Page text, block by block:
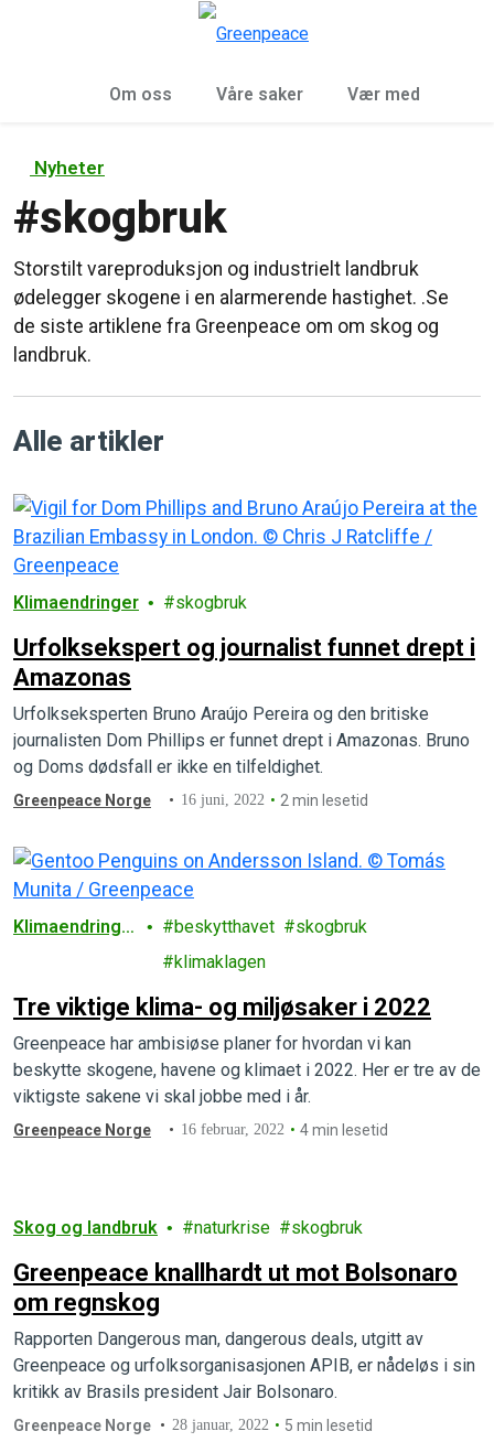
Om oss Våre saker Vær med
Nyheter
#skogbruk
Storstilt vareproduksjon og industrielt landbruk
ødelegger skogene i en alarmerende hastighet. .Se
de siste artiklene fra Greenpeace om om skog og
landbruk.
Alle artikler
Klimaendringer skogbruk
Urfolksekspert og journalist funnet drept i
Amazonas
Urfolkseksperten Bruno Araújo Pereira og den britiske
journalisten Dom Phillips er funnet drept i Amazonas. Bruno
og Doms dødsfall er ikke en tilfeldighet.
Greenpeace Norge 16 juni, 2022 2 min lesetid
Klimaendringe
beskytthavet
skogbruk
klimaklagen
Tre viktige klima- og miljøsaker i 2022
Greenpeace har ambisiøse planer for hvordan vi kan
beskytte skogene, havene og klimaet i 2022. Her er tre av de
viktigste sakene vi skal jobbe med i år.
Greenpeace Norge 16 februar, 2022 4 min lesetid
Skog og landbruk naturkrise skogbruk
Greenpeace knallhardt ut mot Bolsonaro
om regnskog
Rapporten Dangerous man, dangerous deals, utgitt av
Greenpeace og urfolksorganisasjonen APIB, er nådeløs i sin
kritikk av Brasils president Jair Bolsonaro.
Greenpeace Norge 28 januar, 2022 5 min lesetid